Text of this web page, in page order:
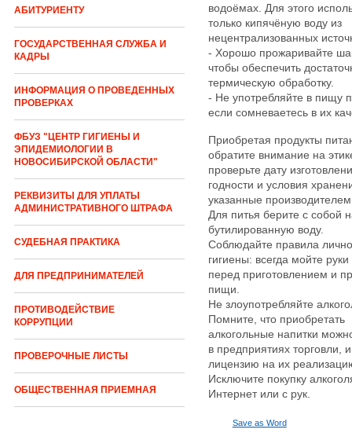
АБИТУРИЕНТУ
ГОСУДАРСТВЕННАЯ СЛУЖБА И
КАДРЫ
ИНФОРМАЦИЯ О ПРОВЕДЕННЫХ
ПРОВЕРКАХ
ФБУЗ "ЦЕНТР ГИГИЕНЫ И
ЭПИДЕМИОЛОГИИ В
НОВОСИБИРСКОЙ ОБЛАСТИ"
РЕКВИЗИТЫ ДЛЯ УПЛАТЫ
АДМИНИСТРАТИВНОГО ШТРАФА
СУДЕБНАЯ ПРАКТИКА
ДЛЯ ПРЕДПРИНИМАТЕЛЕЙ
ПРОТИВОДЕЙСТВИЕ
КОРРУПЦИИ
ПРОВЕРОЧНЫЕ ЛИСТЫ
ОБЩЕСТВЕННАЯ ПРИЕМНАЯ
водоёмах. Для этого
только кипячёную воду из
нецентрализованных
- Хорошо прожаривайте
чтобы обеспечить
термическую обработку.
- Не употребляйте в пищу
если сомневаетесь в их
Приобретая продукты
обратите внимание на
проверьте дату
годности и условия
указанные
Для питья берите с собой
бутилированную воду.
Соблюдайте правила
гигиены: всегда мойте
перед приготовлением и
пищи.
Не злоупотребляйте
Помните, что приобретать
алкогольные напитки
в предприятиях торговли,
лицензию на их
Исключите покупку
Интернет или с рук.
Save as Word